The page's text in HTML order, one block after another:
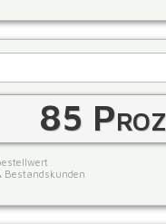
85
Bestandskunden